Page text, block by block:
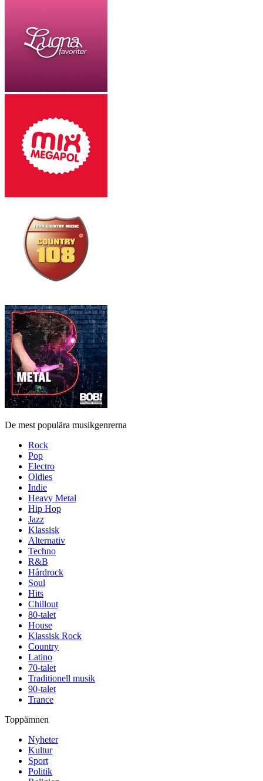
De mest populära musikgenrerna
Rock
Pop
Electro
Oldies
Indie
Heavy Metal
Hip Hop
Jazz
Klassisk
Alternativ
Techno
R&B
Hårdrock
Soul
Hits
Chillout
80-talet
House
Klassisk Rock
Country
Latino
70-talet
Traditionell musik
90-talet
Trance
Toppämnen
Nyheter
Kultur
Sport
Politik